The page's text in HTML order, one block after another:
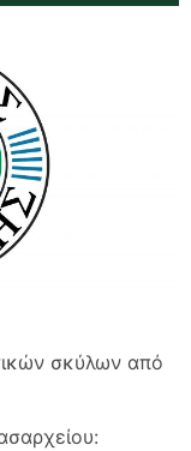
σκύλων από